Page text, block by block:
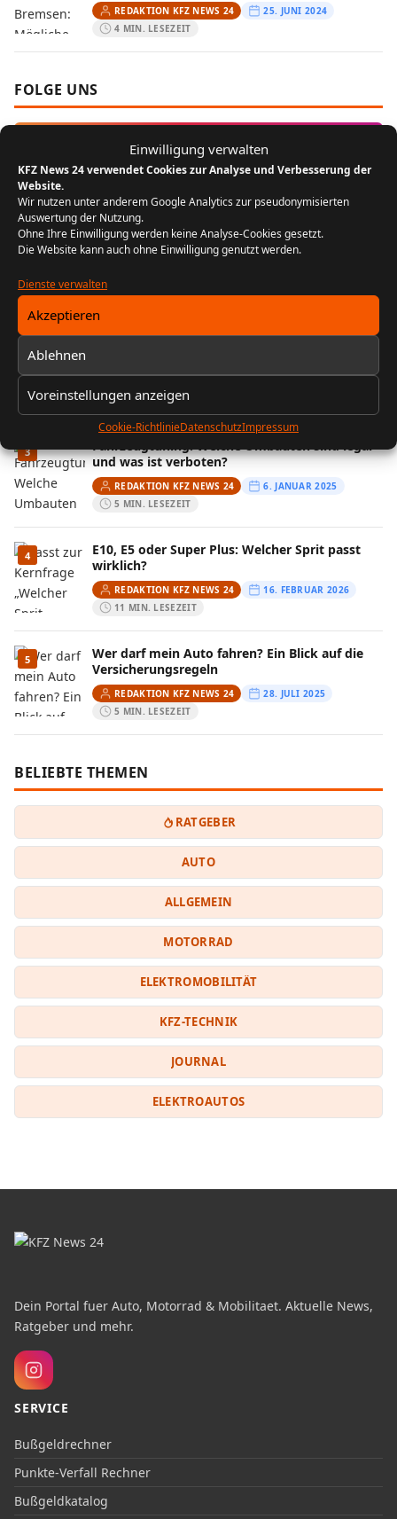
Einwilligung verwalten
KFZ News 24 verwendet Cookies zur Analyse und Verbesserung der
Website.
Wir nutzen unter anderem Google Analytics zur pseudonymisierten
Auswertung der Nutzung.
Ohne Ihre Einwilligung werden keine Analyse-Cookies gesetzt.
Die Website kann auch ohne Einwilligung genutzt werden.
Dienste verwalten
Akzeptieren
Ablehnen
Voreinstellungen anzeigen
Cookie-RichtlinieDatenschutzImpressum
REDAKTION KFZ NEWS 24
25. JUNI 2024
4 MIN. LESEZEIT
FOLGE UNS
MEIST GELESEN
1
Der Bikergruß: Ein Zeichen der
Zusammengehörigkeit unter Motorradfahrern
5 MIN. LESEZEIT
FIN entschlüsseln: Baujahr, Motor &
10 MIN. LESEZEIT
3
Fahrzeugtuning: Welche Umbauten sind legal
und was ist verboten?
REDAKTION KFZ NEWS 24
6. JANUAR 2025
5 MIN. LESEZEIT
4
E10, E5 oder Super Plus: Welcher Sprit passt
wirklich?
REDAKTION KFZ NEWS 24
16. FEBRUAR 2026
11 MIN. LESEZEIT
5
Wer darf mein Auto fahren? Ein Blick auf die
Versicherungsregeln
REDAKTION KFZ NEWS 24
28. JULI 2025
5 MIN. LESEZEIT
BELIEBTE THEMEN
RATGEBER
AUTO
ALLGEMEIN
MOTORRAD
ELEKTROMOBILITÄT
KFZ-TECHNIK
JOURNAL
ELEKTROAUTOS
Dein Portal fuer Auto, Motorrad & Mobilitaet. Aktuelle News,
Ratgeber und mehr.
SERVICE
Bußgeldrechner
Punkte-Verfall Rechner
Bußgeldkatalog